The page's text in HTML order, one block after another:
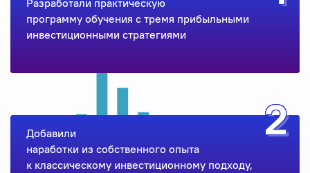
Разработали практическую
программу обучения c тремя прибыльными
инвестиционными стратегиями
Добавили
наработки из собственного опыта
к классическому инвестиционному подходу,